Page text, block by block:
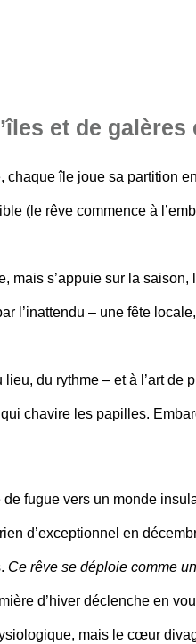
et de
île joue sa partition
(le rêve commence à
mais s’appuie sur la saison,
l’inattendu – une fête
du rythme – et à l’art de
chavire les papilles.
fugue vers un monde
d’exceptionnel en
Ce rêve se déploie comme
d’hiver déclenche en
mais le cœur